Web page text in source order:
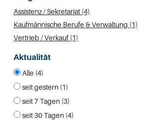
Assistenz / Sekretariat (4)
Kaufmännische Berufe & Verwaltung (1)
Vertrieb / Verkauf (1)
Aktualität
Alle (4)
seit gestern (1)
seit 7 Tagen (3)
seit 30 Tagen (4)